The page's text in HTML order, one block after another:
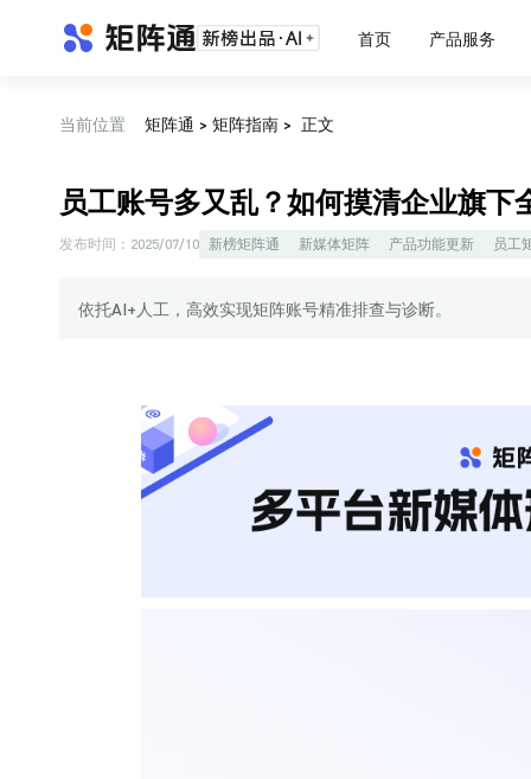
首页 产品服务
当前位置 矩阵通 > 矩阵指南 > 正文
员工账号多又乱？如何摸清企业旗下
发布时间： 2025/07/10 新榜矩阵通 新媒体矩阵 产品功能更新 员工
依托AI+人工，高效实现矩阵账号精准排查与诊断。